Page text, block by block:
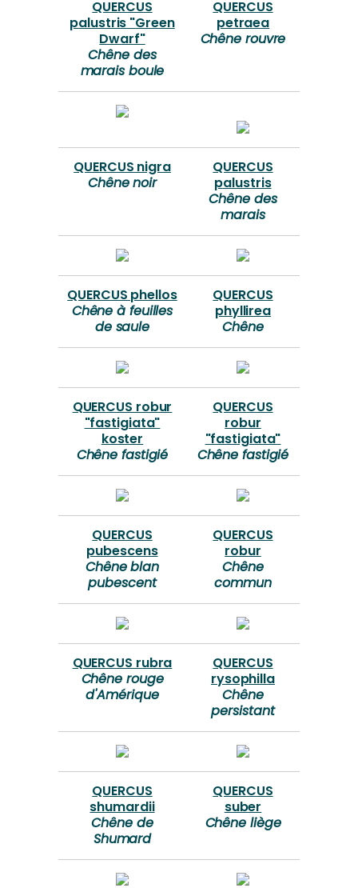
QUERCUS
palustris "Green
Dwarf"
Chêne des
marais boule
QUERCUS
petraea
Chêne rouvre
QUERCUS nigra
Chêne noir
QUERCUS
palustris
Chêne des
marais
QUERCUS phellos
Chêne à feuilles
de saule
QUERCUS
phyllirea
Chêne
QUERCUS robur
"fastigiata"
koster
Chêne fastigié
QUERCUS
robur
"fastigiata"
Chêne fastigié
QUERCUS
pubescens
Chêne blan
pubescent
QUERCUS
robur
Chêne
commun
QUERCUS rubra
Chêne rouge
d'Amérique
QUERCUS
rysophilla
Chêne
persistant
QUERCUS
shumardii
Chêne de
Shumard
QUERCUS
suber
Chêne liège